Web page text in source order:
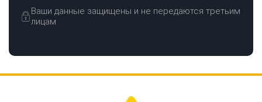
Ваши данные защищены и не передаются третьим
лицам